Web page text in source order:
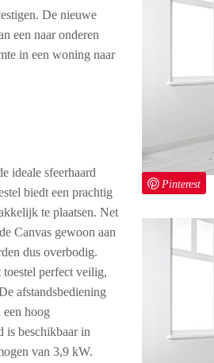
Pinterest
De nieuwe
een naar onderen
in een woning naar
ideale sfeerhaard
biedt een prachtig
te plaatsen. Net
Canvas gewoon aan
dus overbodig.
perfect veilig,
afstandsbediening
een hoog
is beschikbaar in
van 3,9 kW.